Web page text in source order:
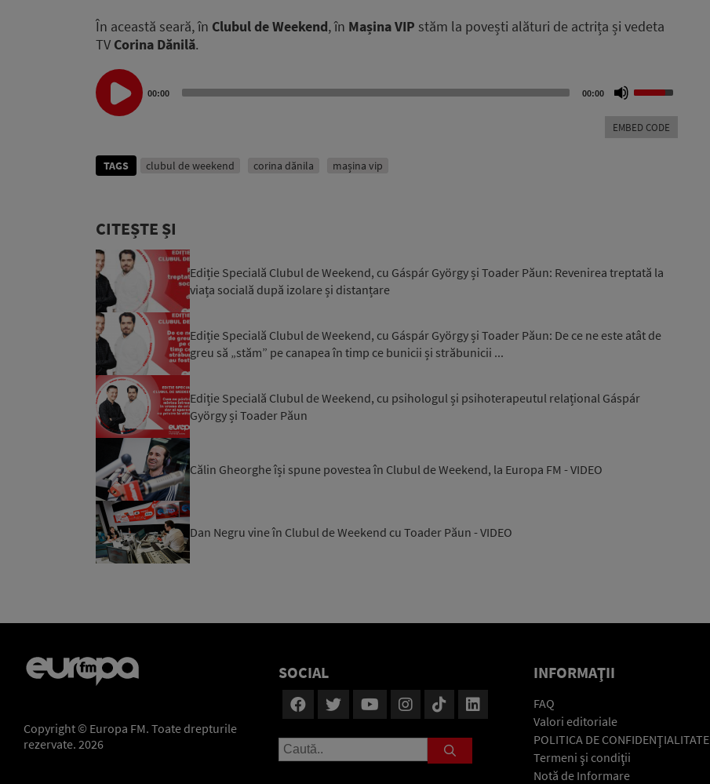
În această seară, în Clubul de Weekend, în Mașina VIP stăm la povești alături de actrița și vedeta
TV Corina Dănilă.
Audio
Player
00:00 00:00
Up/Down
keys
EMBED CODE
TAGS clubul de weekend corina dănila mașina vip
CITEȘTE ȘI
Ediție Specială Clubul de Weekend, cu Gáspár György și Toader Păun: Revenirea treptată la
viața socială după izolare și distanțare
Ediție Specială Clubul de Weekend, cu Gáspár György și Toader Păun: De ce ne este atât de
greu să „stăm” pe canapea în timp ce bunicii și străbunicii ...
Ediție Specială Clubul de Weekend, cu psihologul și psihoterapeutul relațional Gáspár
György și Toader Păun
Călin Gheorghe își spune povestea în Clubul de Weekend, la Europa FM - VIDEO
Dan Negru vine în Clubul de Weekend cu Toader Păun - VIDEO
Copyright © Europa FM. Toate drepturile
rezervate. 2026
SOCIAL INFORMAŢII
FAQ
Valori editoriale
POLITICA DE CONFIDENŢIALITATE
Termeni şi condiţii
Notă de Informare